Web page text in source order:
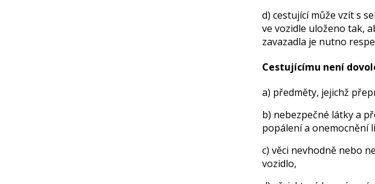
d) cestující může vzít s
ve vozidle uloženo tak,
zavazadla je nutno
Cestujícímu není
a) předměty, jejichž
b) nebezpečné látky a
popálení a onemocnění
c) věci nevhodně nebo
vozidlo,